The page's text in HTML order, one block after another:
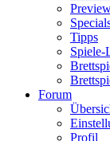
Tipps
Spiele-
Forum
Profil